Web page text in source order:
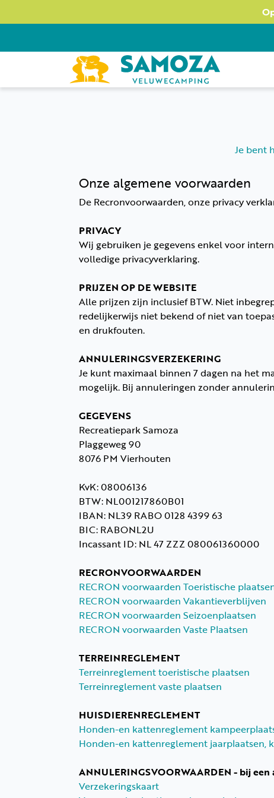
Je bent
Onze algemene voorwaarden
De Recronvoorwaarden, onze privacy
PRIVACY
Wij gebruiken je gegevens enkel voor
volledige privacyverklaring.
PRIJZEN OP DE WEBSITE
Alle prijzen zijn inclusief BTW. Niet
redelijkerwijs niet bekend of niet van
en drukfouten.
ANNULERINGSVERZEKERING
Je kunt maximaal binnen 7 dagen na het
mogelijk. Bij annuleringen zonder
GEGEVENS
Recreatiepark Samoza
Plaggeweg 90
8076 PM Vierhouten
KvK: 08006136
BTW: NL001217860B01
IBAN: NL39 RABO 0128 4399 63
BIC: RABONL2U
Incassant ID: NL 47 ZZZ 080061360000
RECRONVOORWAARDEN
RECRON voorwaarden Toeristische
RECRON voorwaarden Vakantieverblijven
RECRON voorwaarden Seizoenplaatsen
RECRON voorwaarden Vaste Plaatsen
TERREINREGLEMENT
Terreinreglement toeristische plaatsen
Terreinreglement vaste plaatsen
HUISDIERENREGLEMENT
Honden-en kattenreglement
Honden-en kattenreglement jaarplaatsen,
ANNULERINGSVOORWAARDEN - bij
Verzekeringskaart